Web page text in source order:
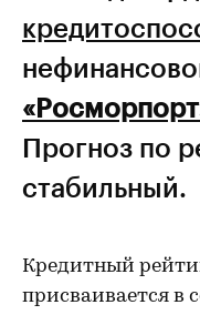
Прогноз по
стабильный.
Кредитный
присваивается в